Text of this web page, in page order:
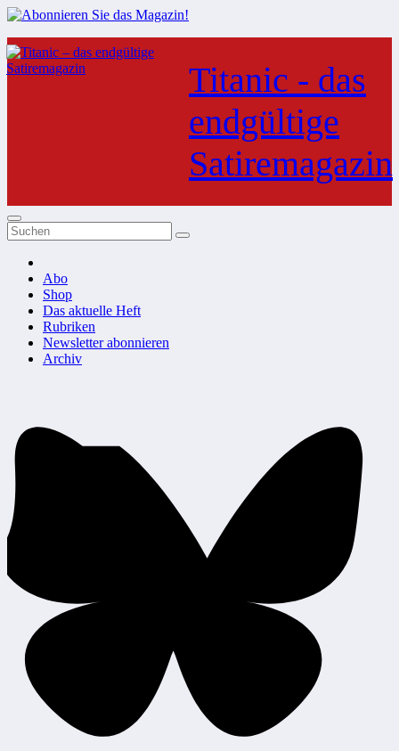
Zum
Inhalt
springen
Titanic - das
endgültige
Satiremagazin
Abo
Shop
Das aktuelle Heft
Rubriken
Newsletter abonnieren
Archiv